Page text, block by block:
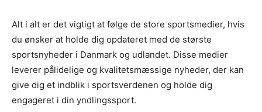
Alt i alt er det vigtigt at følge de store sportsmedier, hvis
du ønsker at holde dig opdateret med de største
sportsnyheder i Danmark og udlandet. Disse medier
leverer pålidelige og kvalitetsmæssige nyheder, der kan
give dig et indblik i sportsverdenen og holde dig
engageret i din yndlingssport.